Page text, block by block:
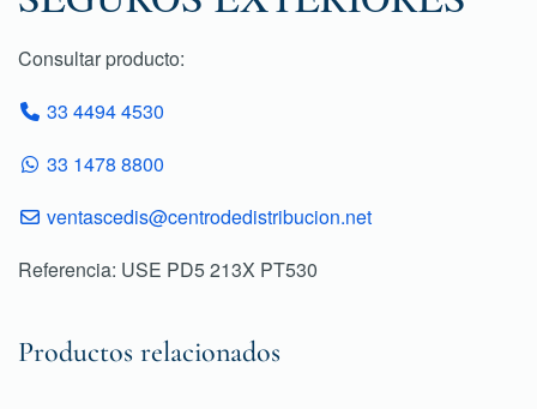
Consultar producto:
33 4494 4530
33 1478 8800
ventascedis@centrodedistribucion.net
Referencia: USE PD5 213X PT530
Productos relacionados